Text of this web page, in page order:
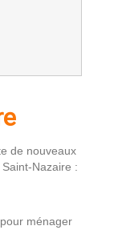
de nouveaux
Nazaire :
ménager